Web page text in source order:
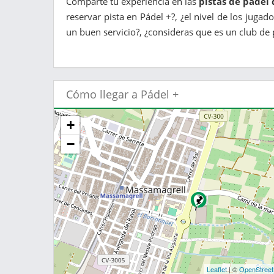
reservar pista en Pádel +?, ¿el nivel de los
un buen servicio?, ¿consideras que es un club
Cómo llegar a Pádel +
+
−
Leaflet| ©